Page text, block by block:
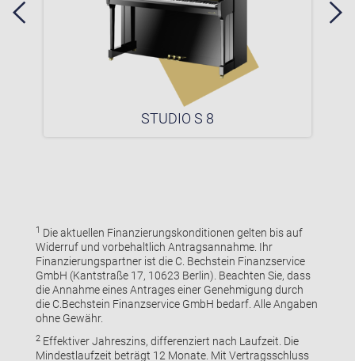
STUDIO S 8
1 Die aktuellen Finanzierungskonditionen gelten bis auf
Widerruf und vorbehaltlich Antragsannahme. Ihr
Finanzierungspartner ist die C. Bechstein Finanzservice
GmbH (Kantstraße 17, 10623 Berlin). Beachten Sie, dass
die Annahme eines Antrages einer Genehmigung durch
die C.Bechstein Finanzservice GmbH bedarf. Alle Angaben
ohne Gewähr.
2Effektiver Jahreszins, differenziert nach Laufzeit. Die
Mindestlaufzeit beträgt 12 Monate. Mit Vertragsschluss